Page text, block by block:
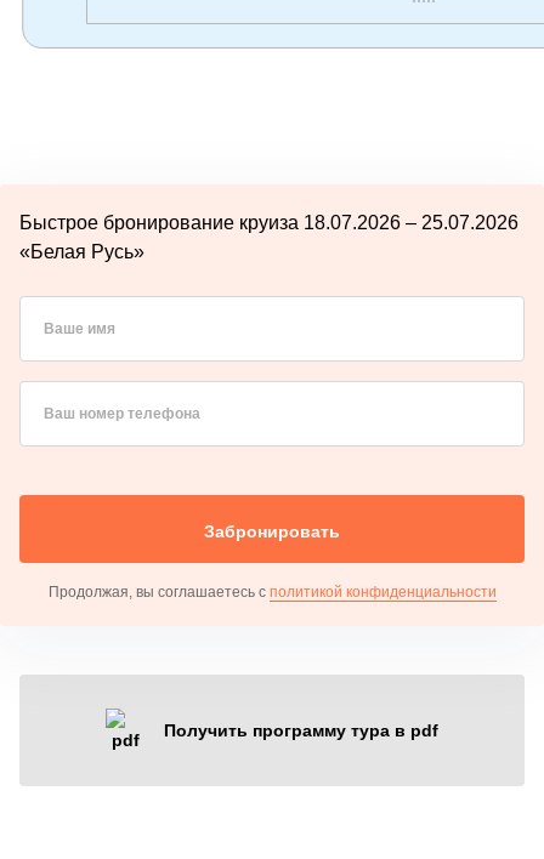
Быстрое бронирование круиза 18.07.2026 – 25.07.2026
«Белая Русь»
Ваше имя
Ваш номер телефона
Забронировать
Продолжая, вы соглашаетесь с политикой конфиденциальности
Получить программу тура в pdf